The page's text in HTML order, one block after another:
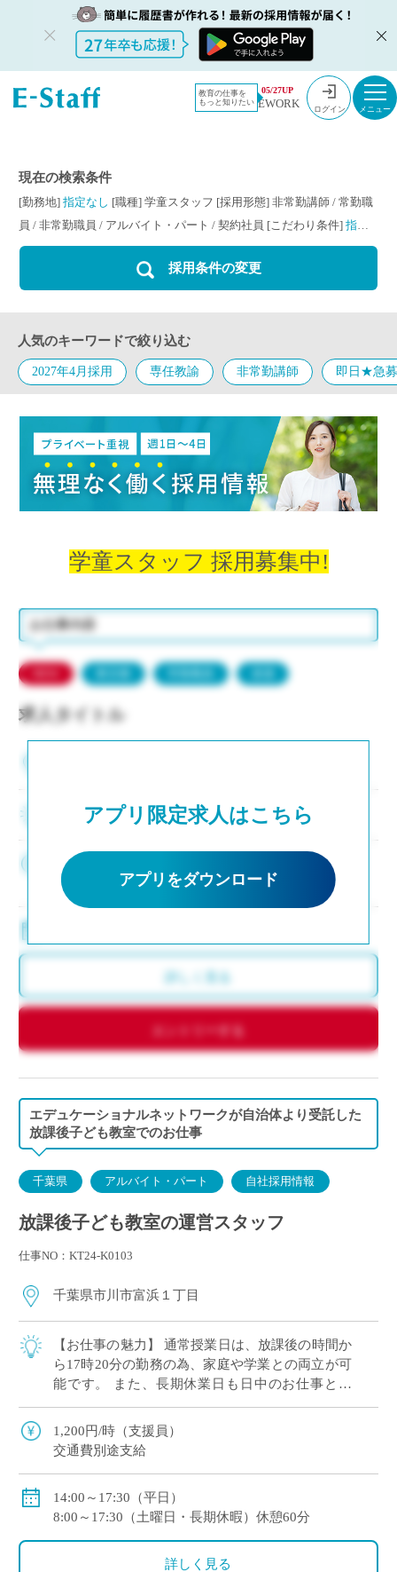
教育の仕事を
もっと知りたい
05/27UP
EWORK ログイン
教員採用情
報のイー・
学童スタッ
フ
非常勤講師 /
ルバイト・
現在の検索条件
[勤務地] 指定なし [職種] 学童スタッフ [採用形態] 非常勤講師 / 常勤職
員 / 非常勤職員 / アルバイト・パート / 契約社員 [こだわり条件] 指定
なし
採用条件の変更
人気のキーワードで絞り込む
2027年4月採用 専任教諭 非常勤講師 即日★急
学童スタッフ 採用募集中!
アプリ限定求人はこちら
アプリをダウンロード
求人タイトル
求人テキスト
0,000円/時
◇交通費：定期代支給
エデュケーショナルネットワークが自治体より受託した
放課後子ども教室でのお仕事
千葉県 アルバイト・パート 自社採用情報
放課後子ども教室の運営スタッフ
仕事NO：KT24-K0103
千葉県市川市富浜１丁目
【お仕事の魅力】 通常授業日は、放課後の時間か
ら17時20分の勤務の為、家庭や学業との両立が可
能です。 また、長期休業日も日中のお仕事とな
す。 皆さん、初めて勤務される方が多いの […]
1,200円/時（支援員）
交通費別途支給
14:00～17:30（平日）
8:00～17:30（土曜日・長期休暇）休憩60分
詳しく見る